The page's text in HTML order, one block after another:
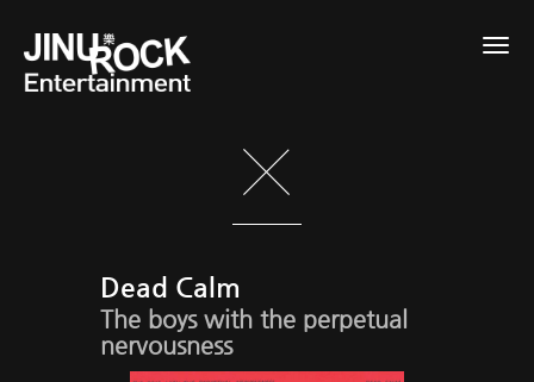
Dead Calm
The boys with the perpetual
nervousness